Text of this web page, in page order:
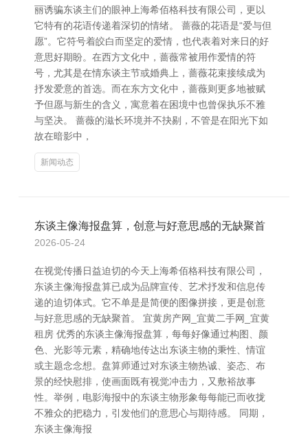
丽诱骗东谈主们的眼神上海希佰格科技有限公司，更以
它特有的花语传递着深切的情绪。 蔷薇的花语是“爱与但
愿”。它符号着皎白而坚定的爱情，也代表着对来日的好
意思好期盼。在西方文化中，蔷薇常被用作爱情的符
号，尤其是在情东谈主节或婚典上，蔷薇花束接续成为
抒发爱意的首选。而在东方文化中，蔷薇则更多地被赋
予但愿与新生的含义，寓意着在困境中也曾保执乐不雅
与坚决。 蔷薇的滋长环境并不抉剔，不管是在阳光下如
故在暗影中，
新闻动态
东谈主像海报盘算，创意与好意思感的无缺聚首
2026-05-24
在视觉传播日益迫切的今天上海希佰格科技有限公司，
东谈主像海报盘算已成为品牌宣传、艺术抒发和信息传
递的迫切体式。它不单是是简便的图像拼接，更是创意
与好意思感的无缺聚首。 宜黄房产网_宜黄二手网_宜黄
租房 优秀的东谈主像海报盘算，每每好像通过构图、颜
色、光影等元素，精确地传达出东谈主物的秉性、情谊
或主题念念想。盘算师通过对东谈主物热诚、姿态、布
景的经快慰排，使画面既有视觉冲击力，又敷裕故事
性。举例，电影海报中的东谈主物形象每每能已而收拢
不雅众的把稳力，引发他们的意思心与期待感。 同期，
东谈主像海报